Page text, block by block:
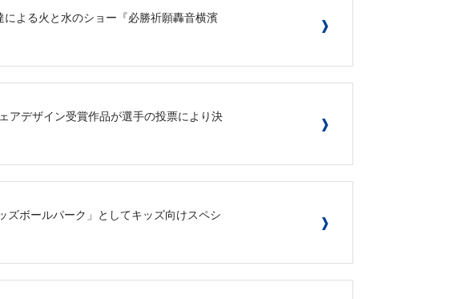
よる火と水のショー『必勝祈願轟音横濱
アデザイン受賞作品が選手の投票により決
ズボールパーク」としてキッズ向けスペシ